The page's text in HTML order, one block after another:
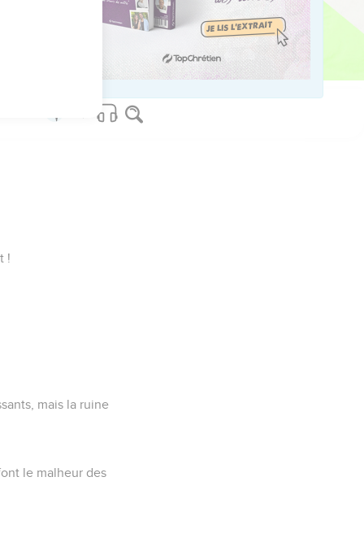
sur www.editionsbiblio.fr
!
mais la ruine
le malheur des